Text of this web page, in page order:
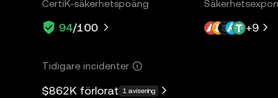
CertiK-säkerhetspoäng
94/100 +9
Tidigare incidenter
$862K förlorat 1 avisering